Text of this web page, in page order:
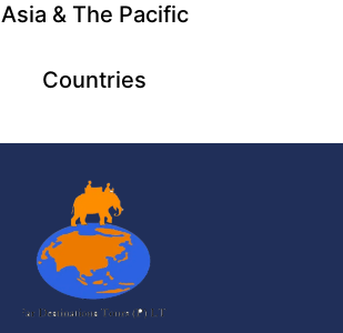
Asia & The Pacific
Countries